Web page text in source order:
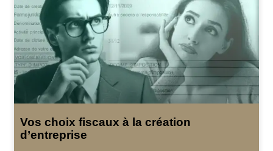
Vos choix fiscaux à la création
d’entreprise